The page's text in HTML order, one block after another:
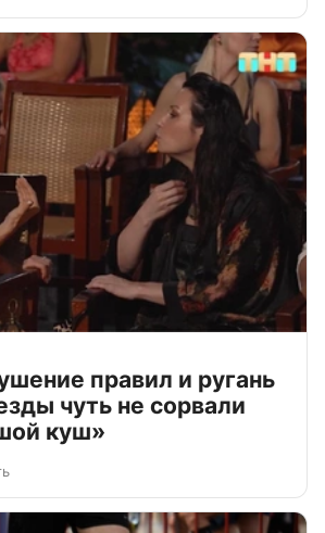
правил и ругань
чуть не сорвали
куш»